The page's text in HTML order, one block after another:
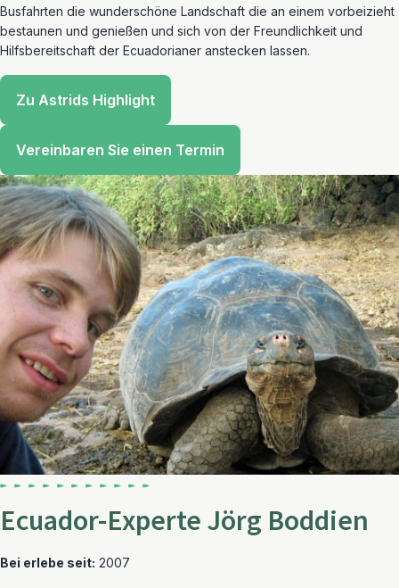
Busfahrten die wunderschöne Landschaft die an einem vorbeizieht
bestaunen und genießen und sich von der Freundlichkeit und
Hilfsbereitschaft der Ecuadorianer anstecken lassen.
Zu Astrids Highlight
Vereinbaren Sie einen Termin
Ecuador-Experte Jörg Boddien
Bei erlebe seit: 2007